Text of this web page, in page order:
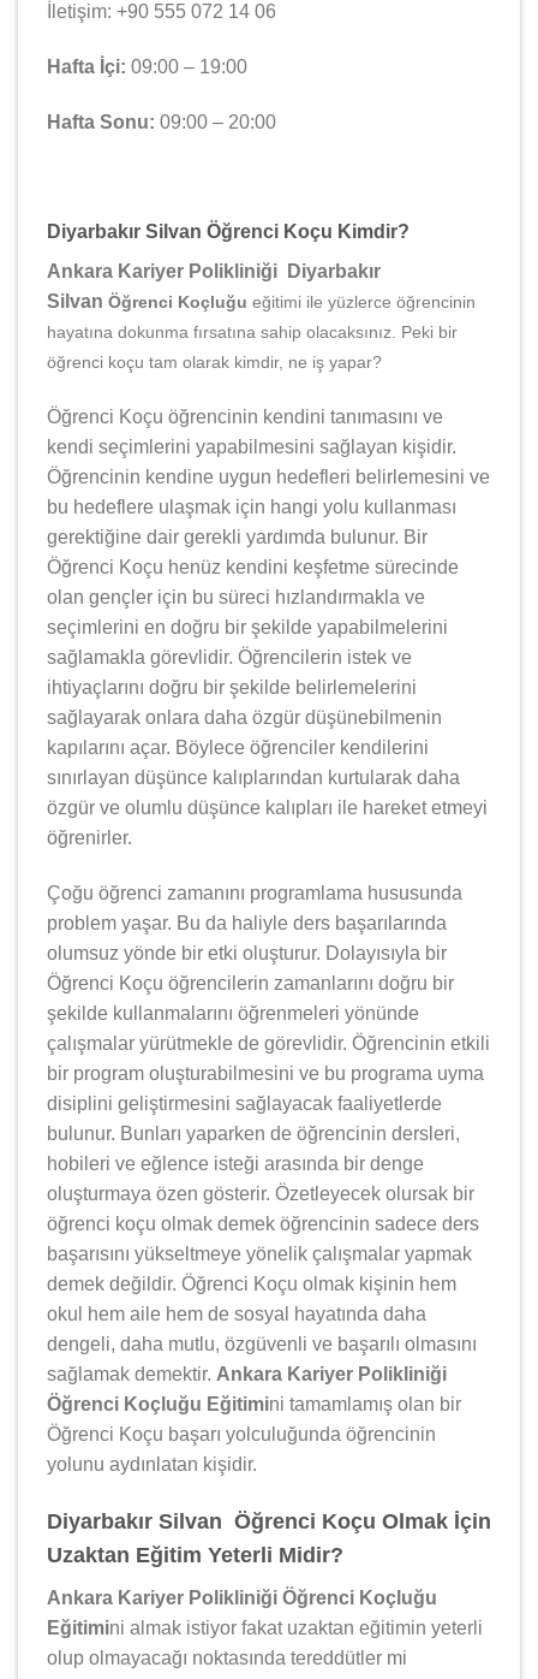
İletişim: +90 555 072 14 06
Hafta İçi: 09:00 – 19:00
Hafta Sonu: 09:00 – 20:00
Diyarbakır Silvan Öğrenci Koçu Kimdir?
Ankara Kariyer Polikliniği Diyarbakır
Silvan Öğrenci Koçluğu eğitimi ile yüzlerce öğrencinin
hayatına dokunma fırsatına sahip olacaksınız. Peki bir
öğrenci koçu tam olarak kimdir, ne iş yapar?
Öğrenci Koçu öğrencinin kendini tanımasını ve
kendi seçimlerini yapabilmesini sağlayan kişidir.
Öğrencinin kendine uygun hedefleri belirlemesini ve
bu hedeflere ulaşmak için hangi yolu kullanması
gerektiğine dair gerekli yardımda bulunur. Bir
Öğrenci Koçu henüz kendini keşfetme sürecinde
olan gençler için bu süreci hızlandırmakla ve
seçimlerini en doğru bir şekilde yapabilmelerini
sağlamakla görevlidir. Öğrencilerin istek ve
ihtiyaçlarını doğru bir şekilde belirlemelerini
sağlayarak onlara daha özgür düşünebilmenin
kapılarını açar. Böylece öğrenciler kendilerini
sınırlayan düşünce kalıplarından kurtularak daha
özgür ve olumlu düşünce kalıpları ile hareket etmeyi
öğrenirler.
Çoğu öğrenci zamanını programlama hususunda
problem yaşar. Bu da haliyle ders başarılarında
olumsuz yönde bir etki oluşturur. Dolayısıyla bir
Öğrenci Koçu öğrencilerin zamanlarını doğru bir
şekilde kullanmalarını öğrenmeleri yönünde
çalışmalar yürütmekle de görevlidir. Öğrencinin etkili
bir program oluşturabilmesini ve bu programa uyma
disiplini geliştirmesini sağlayacak faaliyetlerde
bulunur. Bunları yaparken de öğrencinin dersleri,
hobileri ve eğlence isteği arasında bir denge
oluşturmaya özen gösterir. Özetleyecek olursak bir
öğrenci koçu olmak demek öğrencinin sadece ders
başarısını yükseltmeye yönelik çalışmalar yapmak
demek değildir. Öğrenci Koçu olmak kişinin hem
okul hem aile hem de sosyal hayatında daha
dengeli, daha mutlu, özgüvenli ve başarılı olmasını
sağlamak demektir. Ankara Kariyer Polikliniği
Öğrenci Koçluğu Eğitimini tamamlamış olan bir
Öğrenci Koçu başarı yolculuğunda öğrencinin
yolunu aydınlatan kişidir.
Diyarbakır Silvan Öğrenci Koçu Olmak İçin
Uzaktan Eğitim Yeterli Midir?
Ankara Kariyer Polikliniği Öğrenci Koçluğu
Eğitimini almak istiyor fakat uzaktan eğitimin yeterli
olup olmayacağı noktasında tereddütler mi